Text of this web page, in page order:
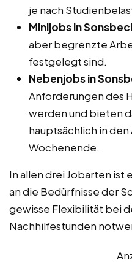
je nach
Minijobs in
aber begrenzte
festgelegt sind.
Nebenjobs in
Anforderungen des
werden und bieten
hauptsächlich in
Wochenende.
In allen drei Jobarten ist
an die Bedürfnisse der
gewisse Flexibilität bei
Nachhilfestunden